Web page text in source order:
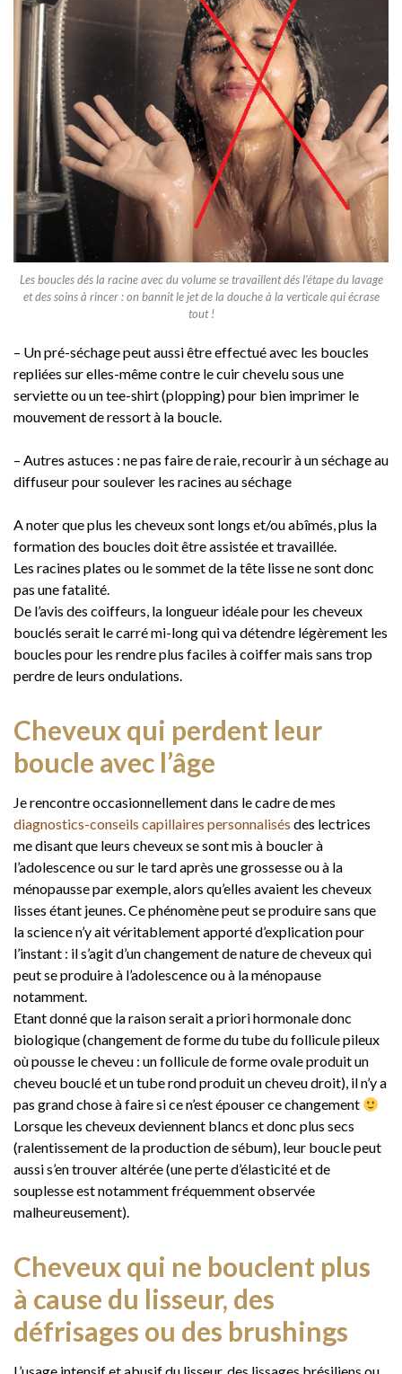
Les boucles dés la racine avec du volume se travaillent dés l’étape du lavage
et des soins à rincer : on bannit le jet de la douche à la verticale qui écrase
tout !
– Un pré-séchage peut aussi être effectué avec les boucles
repliées sur elles-même contre le cuir chevelu sous une
serviette ou un tee-shirt (plopping) pour bien imprimer le
mouvement de ressort à la boucle.
– Autres astuces : ne pas faire de raie, recourir à un séchage au
diffuseur pour soulever les racines au séchage
A noter que plus les cheveux sont longs et/ou abîmés, plus la
formation des boucles doit être assistée et travaillée.
Les racines plates ou le sommet de la tête lisse ne sont donc
pas une fatalité.
De l’avis des coiffeurs, la longueur idéale pour les cheveux
bouclés serait le carré mi-long qui va détendre légèrement les
boucles pour les rendre plus faciles à coiffer mais sans trop
perdre de leurs ondulations.
Cheveux qui perdent leur
boucle avec l’âge
Je rencontre occasionnellement dans le cadre de mes
diagnostics-conseils capillaires personnalisés des lectrices
me disant que leurs cheveux se sont mis à boucler à
l’adolescence ou sur le tard après une grossesse ou à la
ménopausse par exemple, alors qu’elles avaient les cheveux
lisses étant jeunes. Ce phénomène peut se produire sans que
la science n’y ait véritablement apporté d’explication pour
l’instant : il s’agit d’un changement de nature de cheveux qui
peut se produire à l’adolescence ou à la ménopause
notamment.
Etant donné que la raison serait a priori hormonale donc
biologique (changement de forme du tube du follicule pileux
où pousse le cheveu : un follicule de forme ovale produit un
cheveu bouclé et un tube rond produit un cheveu droit), il n’y a
pas grand chose à faire si ce n’est épouser ce changement
Lorsque les cheveux deviennent blancs et donc plus secs
(ralentissement de la production de sébum), leur boucle peut
aussi s’en trouver altérée (une perte d’élasticité et de
souplesse est notamment fréquemment observée
malheureusement).
Cheveux qui ne bouclent plus
à cause du lisseur, des
défrisages ou des brushings